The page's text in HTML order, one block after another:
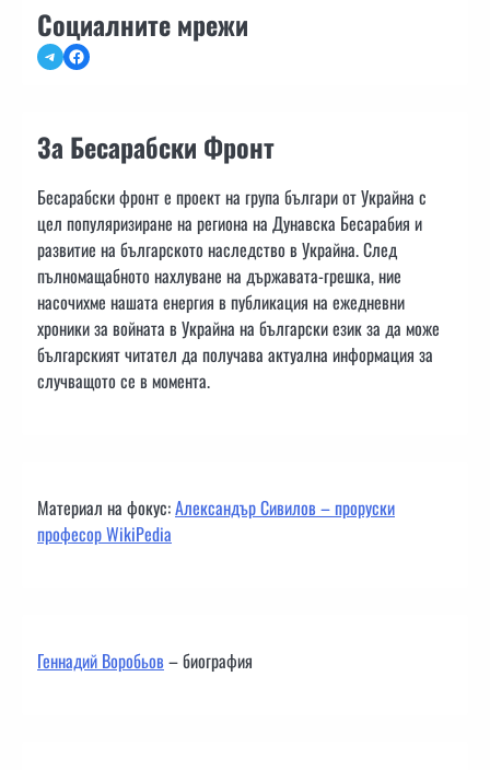
Социалните мрежи
TelegramFacebook
За Бесарабски Фронт
Бесарабски фронт е проект на група българи от Украйна с
цел популяризиране на региона на Дунавска Бесарабия и
развитие на българското наследство в Украйна. След
пълномащабното нахлуване на държавата-грешка, ние
насочихме нашата енергия в публикация на ежедневни
хроники за войната в Украйна на български език за да може
българският читател да получава актуална информация за
случващото се в момента.
Материал на фокус:Александър Сивилов – проруски
професор WikiPedia
Геннадий Воробьов– биография